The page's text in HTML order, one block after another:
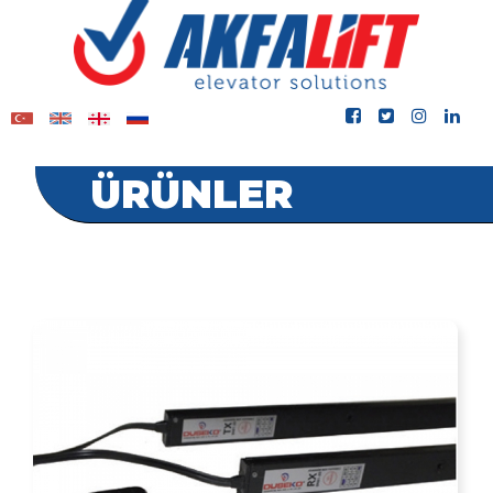
ÜRÜNLER